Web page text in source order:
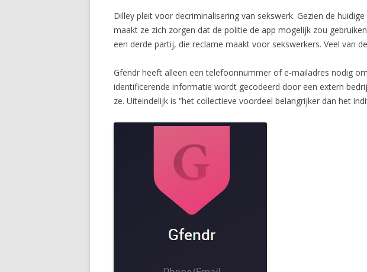
Dilley pleit voor decriminalisering van sekswerk. Gezien de
maakt ze zich zorgen dat de politie de app mogelijk zou
een derde partij, die reclame maakt voor sekswerkers. Veel van
Gfendr heeft alleen een telefoonnummer of e-mailadres nodig
identificerende informatie wordt gecodeerd door een extern
ze. Uiteindelijk is “het collectieve voordeel belangrijker dan het